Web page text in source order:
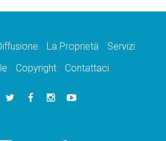
La Proprietà
Servizi
Copyright Contattaci